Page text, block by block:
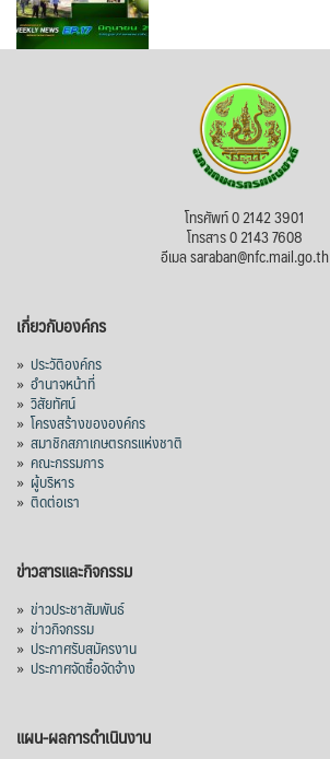
โทรศัพท์ 0 2142 3901
โทรสาร 0 2143 7608
อีเมล saraban@nfc.mail.go.th
เกี่ยวกับองค์กร
» ประวัติองค์กร
» อำนาจหน้าที่
» วิสัยทัศน์
» โครงสร้างขององค์กร
» สมาชิกสภาเกษตรกรแห่งชาติ
» คณะกรรมการ
» ผู้บริหาร
» ติดต่อเรา
ข่าวสารและกิจกรรม
» ข่าวประชาสัมพันธ์
» ข่าวกิจกรรม
» ประกาศรับสมัครงาน
» ประกาศจัดซื้อจัดจ้าง
แผน-ผลการดำเนินงาน